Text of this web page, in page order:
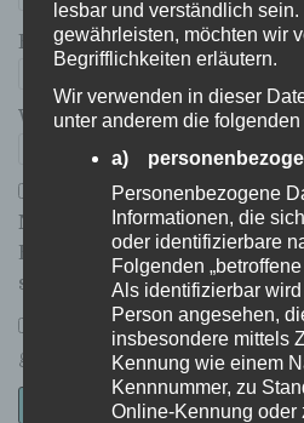
E-Mail-Adresse*
Website
Name, E-Mail-Adresse und
Browser für meinen
speichern.
Ich habe die
genommen.
lesbar und verständlich
gewährleisten, möchten wir
Begrifflichkeiten erläutern.
Wir verwenden in dieser
unter anderem die folgenden
a)
Personenbezogene
Informationen, die
oder identifizierbare
Folgenden
Als identifizierbar
Person angesehen,
insbesondere mittels
Kennung wie einem
Kennnummer, zu
Online-Kennung oder